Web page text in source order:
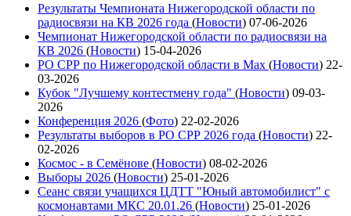
Результаты Чемпионата Нижегородской области по
радиосвязи на КВ 2026 года (Новости) 07-06-2026
Чемпионат Нижегородской области по радиосвязи на
КВ 2026 (Новости) 15-04-2026
РО СРР по Нижегородской области в Max (Новости) 22-
03-2026
Кубок "Лучшему контестмену года" (Новости) 09-03-
2026
Конференция 2026 (Фото) 22-02-2026
Результаты выборов в РО СРР 2026 года (Новости) 22-
02-2026
Космос - в Семёнове (Новости) 08-02-2026
Выборы 2026 (Новости) 25-01-2026
Сеанс связи учащихся ЦДТТ "Юный автомобилист" с
космонавтами МКС 20.01.26 (Новости) 25-01-2026